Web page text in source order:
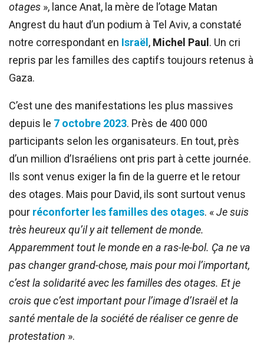
otages », lance Anat, la mère de l’otage Matan
Angrest du haut d’un podium à Tel Aviv, a constaté
notre correspondant en Israël , Michel Paul . Un cri
repris par les familles des captifs toujours retenus à
Gaza.
C’est une des manifestations les plus massives
depuis le 7 octobre 2023. Près de 400 000
participants selon les organisateurs. En tout, près
d’un million d’Israéliens ont pris part à cette journée.
Ils sont venus exiger la fin de la guerre et le retour
des otages. Mais pour David, ils sont surtout venus
pour réconforter les familles des otages. «Je suis
très heureux qu’il y ait tellement de monde.
Apparemment tout le monde en a ras-le-bol. Ça ne va
pas changer grand-chose, mais pour moi l’important,
c’est la solidarité avec les familles des otages. Et je
crois que c’est important pour l’image d’Israël et la
santé mentale de la société de réaliser ce genre de
protestation ».